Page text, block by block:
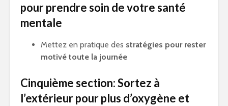
pour prendre soin de votre santé
mentale
Mettez en pratique des stratégies pour rester
motivé toute la journée
Cinquième section: Sortez à
l’extérieur pour plus d’oxygène et